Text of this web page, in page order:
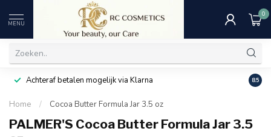
MENU
0
Achteraf betalen mogelijk via Klarna 8.5
Home / Cocoa Butter Formula Jar 3.5 oz
PALMER'S Cocoa Butter Formula Jar 3.5